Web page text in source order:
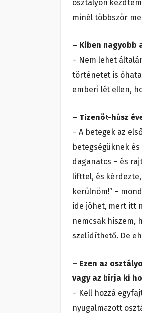
osztályon
minél többször
– Kiben nagyobb
– Nem lehet
történetet is
emberi lét ellen,
– Tizenöt-húsz
– A betegek az
betegségüknek
daganatos – és
lifttel, és kérdezte,
kerülnöm!” –
ide jöhet, mert itt
nemcsak hiszem,
szelídíthető. De
– Ezen az
vagy az bírja ki
– Kell hozzá
nyugalmazott